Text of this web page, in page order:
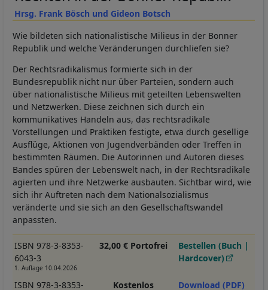
Hrsg. Frank Bösch und Gideon Botsch
Wie bildeten sich nationalistische Milieus in der Bonner
Republik und welche Veränderungen durchliefen sie?
Der Rechtsradikalismus formierte sich in der
Bundesrepublik nicht nur über Parteien, sondern auch
über nationalistische Milieus mit geteilten Lebenswelten
und Netzwerken. Diese zeichnen sich durch ein
kommunikatives Handeln aus, das rechtsradikale
Vorstellungen und Praktiken festigte, etwa durch gesellige
Ausflüge, Aktionen von Jugendverbänden oder Treffen in
bestimmten Räumen. Die Autorinnen und Autoren dieses
Bandes spüren der Lebenswelt nach, in der Rechtsradikale
agierten und ihre Netzwerke ausbauten. Sichtbar wird, wie
sich ihr Auftreten nach dem Nationalsozialismus
veränderte und sie sich an den Gesellschaftswandel
anpassten.
ISBN 978-3-8353-
6043-3
1. Auflage 10.04.2026
32,00 € Portofrei
Bestellen (Buch |
Hardcover)
ISBN 978-3-8353- Kostenlos Download (PDF)